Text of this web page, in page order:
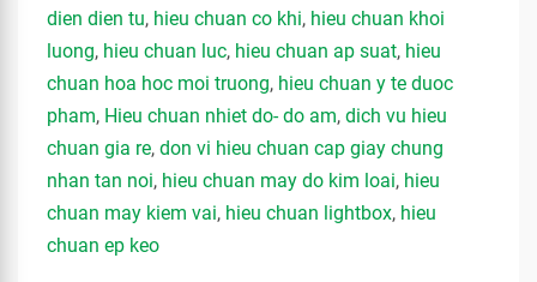
dien dien tu, hieu chuan co khi, hieu chuan khoi
luong, hieu chuan luc, hieu chuan ap suat, hieu
chuan hoa hoc moi truong, hieu chuan y te duoc
pham, Hieu chuan nhiet do- do am, dich vu hieu
chuan gia re, don vi hieu chuan cap giay chung
nhan tan noi, hieu chuan may do kim loai, hieu
chuan may kiem vai, hieu chuan lightbox, hieu
chuan ep keo